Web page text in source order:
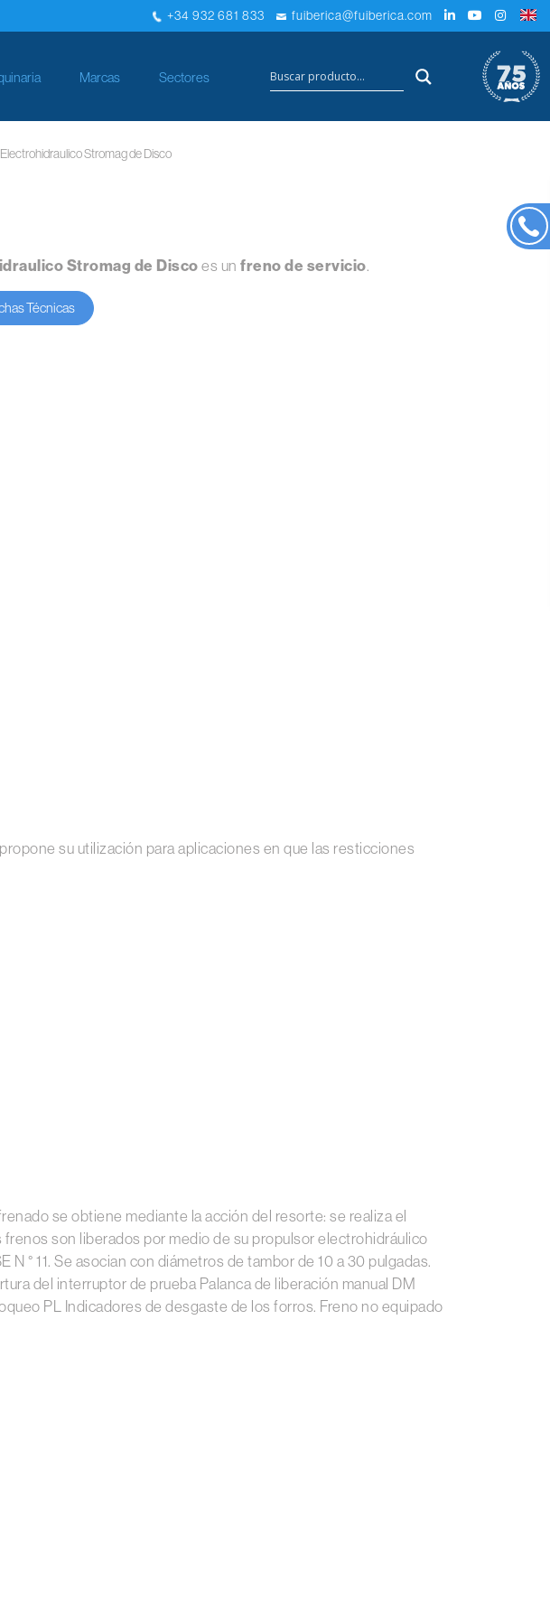
+34 932 681 833 fuiberica@fuiberica.com
Marcas Sectores
×
Stromag de Disco
Stromag de Discoes un freno de servicio.
Técnicas
su utilización para aplicaciones en que las resticciones
se obtiene mediante la acción del resorte: se realiza el
son liberados por medio de su propulsor electrohidráulico
° 11. Se asocian con diámetros de tambor de 10 a 30 pulgadas.
del interruptor de prueba Palanca de liberación manual DM
PL Indicadores de desgaste de los forros. Freno no equipado